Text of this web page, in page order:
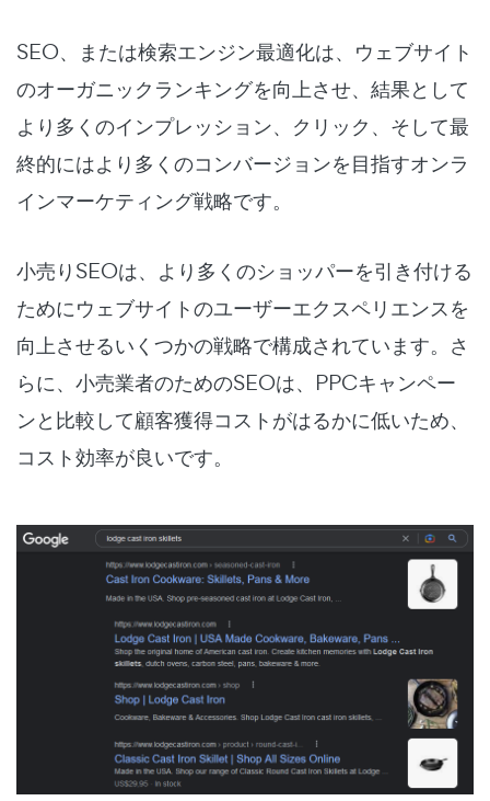
SEO、または検索エンジン最適化は、ウェブサイト
のオーガニックランキングを向上させ、結果として
より多くのインプレッション、クリック、そして最
終的にはより多くのコンバージョンを目指すオンラ
インマーケティング戦略です。
小売りSEOは、より多くのショッパーを引き付ける
ためにウェブサイトのユーザーエクスペリエンスを
向上させるいくつかの戦略で構成されています。さ
らに、 小売業者のためのSEOは、PPCキャンペー
ンと比較して顧客獲得コストがはるかに低いため、
コスト効率が良いです。